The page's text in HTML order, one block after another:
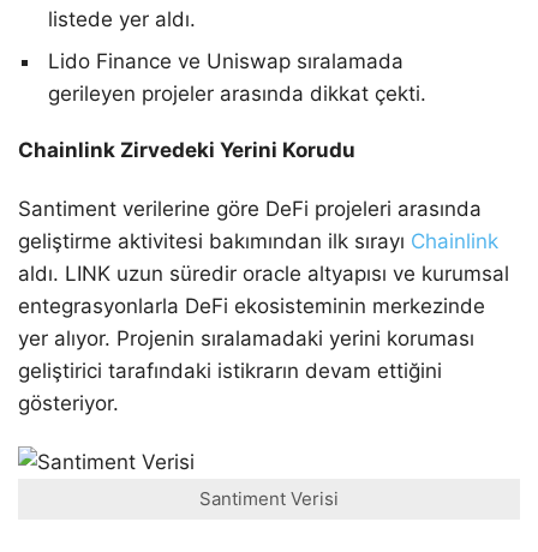
listede yer aldı.
Lido Finance ve Uniswap sıralamada
gerileyen projeler arasında dikkat çekti.
Chainlink Zirvedeki Yerini Korudu
Santiment verilerine göre DeFi projeleri arasında
geliştirme aktivitesi bakımından ilk sırayı Chainlink
aldı. LINK uzun süredir oracle altyapısı ve kurumsal
entegrasyonlarla DeFi ekosisteminin merkezinde
yer alıyor. Projenin sıralamadaki yerini koruması
geliştirici tarafındaki istikrarın devam ettiğini
gösteriyor.
Santiment Verisi